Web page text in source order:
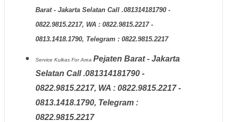
Barat - Jakarta Selatan Call .081314181790 -
0822.9815.2217, WA : 0822.9815.2217 -
0813.1418.1790, Telegram : 0822.9815.2217
Service Kulkas For Area Pejaten Barat - Jakarta
Selatan Call .081314181790 -
0822.9815.2217, WA : 0822.9815.2217 -
0813.1418.1790, Telegram :
0822.9815.2217